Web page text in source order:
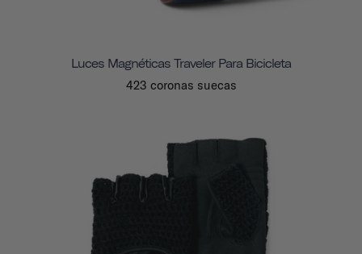
Luces Magnéticas Traveler Para Bicicleta
423 coronas suecas